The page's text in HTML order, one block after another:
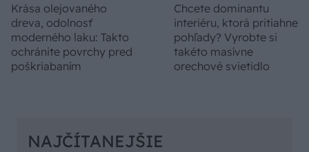
Krása olejovaného
dreva, odolnosť
moderného laku: Takto
ochránite povrchy pred
poškriabaním
Chcete dominantu
interiéru, ktorá pritiahne
pohľady? Vyrobte si
takéto masívne
orechové svietidlo
NAJČÍTANEJŠIE